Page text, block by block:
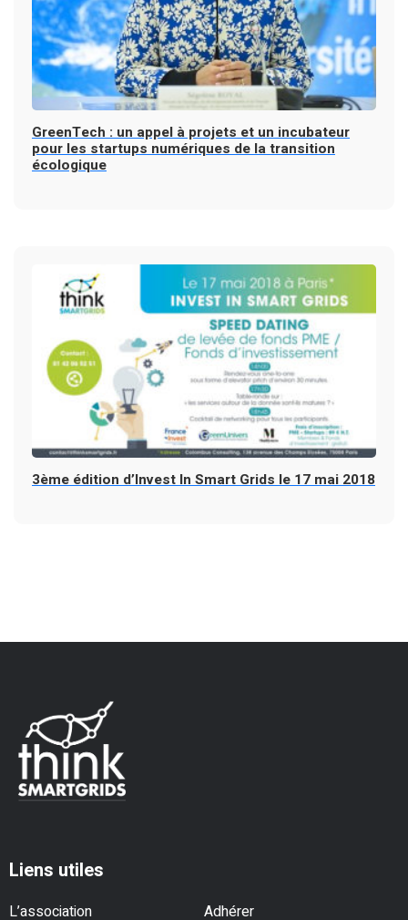
GreenTech : un appel à projets et un incubateur
pour les startups numériques de la transition
écologique
3ème édition d’Invest In Smart Grids le 17 mai 2018
Liens utiles
L’association Adhérer